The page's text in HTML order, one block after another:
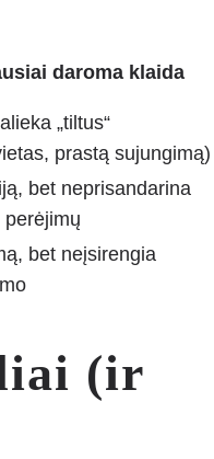
daroma klaida
„tiltus“
prastą sujungimą)
bet neprisandarina
perėjimų
bet neįsirengia
(ir